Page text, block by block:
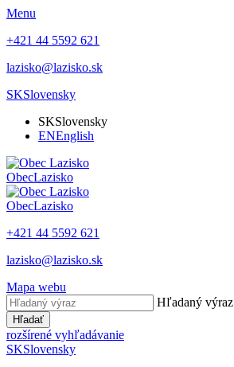
Menu
+421 44 5592 621
lazisko@lazisko.sk
SKSlovensky
SKSlovensky
ENEnglish
ObecLazisko
ObecLazisko
+421 44 5592 621
lazisko@lazisko.sk
Mapa webu
Hľadaný výraz
Hľadať
rozšírené vyhľadávanie
SKSlovensky